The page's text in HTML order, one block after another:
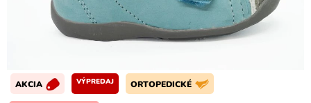
AKCIA VÝPREDAJ ORTOPEDICKÉ